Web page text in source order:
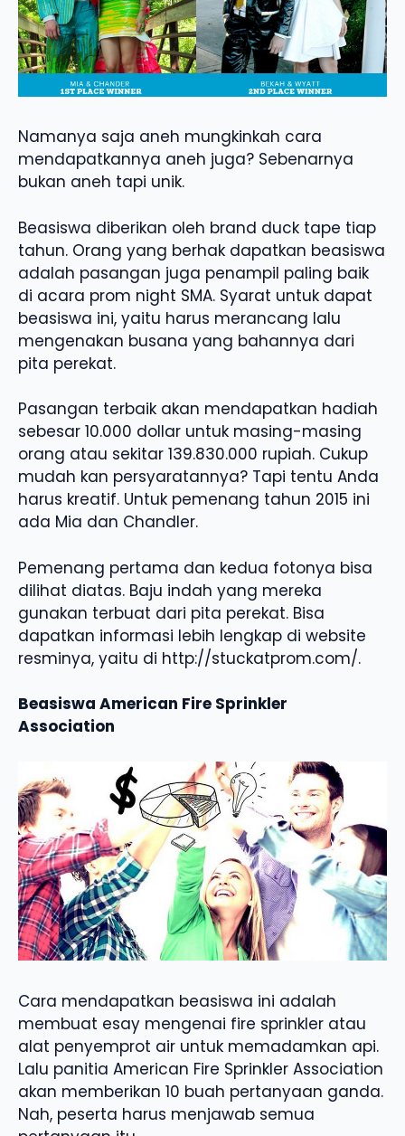
Namanya saja aneh mungkinkah cara
mendapatkannya aneh juga? Sebenarnya
bukan aneh tapi unik.
Beasiswa diberikan oleh brand duck tape tiap
tahun. Orang yang berhak dapatkan beasiswa
adalah pasangan juga penampil paling baik
di acara prom night SMA. Syarat untuk dapat
beasiswa ini, yaitu harus merancang lalu
mengenakan busana yang bahannya dari
pita perekat.
Pasangan terbaik akan mendapatkan hadiah
sebesar 10.000 dollar untuk masing-masing
orang atau sekitar 139.830.000 rupiah. Cukup
mudah kan persyaratannya? Tapi tentu Anda
harus kreatif. Untuk pemenang tahun 2015 ini
ada Mia dan Chandler.
Pemenang pertama dan kedua fotonya bisa
dilihat diatas. Baju indah yang mereka
gunakan terbuat dari pita perekat. Bisa
dapatkan informasi lebih lengkap di website
resminya, yaitu di http://stuckatprom.com/.
Beasiswa American Fire Sprinkler
Association
Cara mendapatkan beasiswa ini adalah
membuat esay mengenai fire sprinkler atau
alat penyemprot air untuk memadamkan api.
Lalu panitia American Fire Sprinkler Association
akan memberikan 10 buah pertanyaan ganda.
Nah, peserta harus menjawab semua